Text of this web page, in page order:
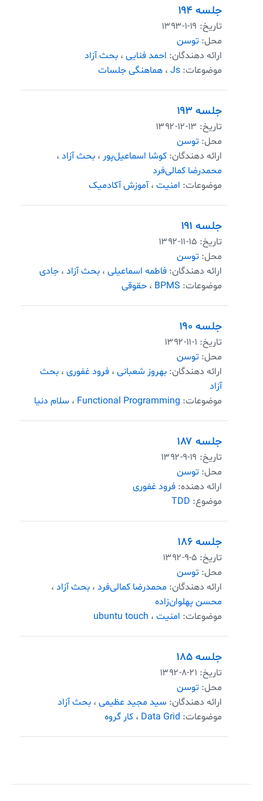
جلسه ۱۹۴
تاریخ: ۱۳۹۳-۱-۱۹
محل: توسن
ارائه دهندگان: احمد فنایی ، بحث آزاد
موضوعات: Js ، هماهنگی جلسات
جلسه ۱۹۳
تاریخ: ۱۳۹۲-۱۲-۱۳
محل: توسن
ارائه دهندگان: کوشا اسماعیل‌پور ، بحث آزاد ،
محمدرضا کمالی‌فرد
موضوعات: امنیت ،آموزش آکادمیک
جلسه ۱۹۱
تاریخ: ۱۳۹۲-۱۱-۱۵
محل: توسن
ارائه دهندگان: فاطمه اسماعیلی ، بحث آزاد ، جادی
موضوعات: BPMS ، حقوقی
جلسه ۱۹۰
تاریخ: ۱۳۹۲-۱۱-۱
محل: توسن
ارائه دهندگان: بهروز شعبانی ، فرود غفوری ، بحث
آزاد
موضوعات: Functional Programming ، سلام دنیا
جلسه ۱۸۷
تاریخ: ۱۳۹۲-۹-۱۹
محل: توسن
ارائه دهنده: فرود غفوری
موضوع: TDD
جلسه ۱۸۶
تاریخ: ۱۳۹۲-۹-۵
محل: توسن
ارائه دهندگان: محمدرضا کمالی‌فرد ، بحث آزاد ،
محسن پهلوان‌زاده
موضوعات: امنیت ، ubuntu touch
جلسه ۱۸۵
تاریخ: ۱۳۹۲-۸-۲۱
محل: توسن
ارائه دهندگان: سید مجید عظیمی ، بحث آزاد
موضوعات: Data Grid ، کار گروه